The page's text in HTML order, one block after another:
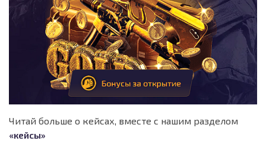
Читай больше о кейсах, вместе с нашим разделом
«кейсы»